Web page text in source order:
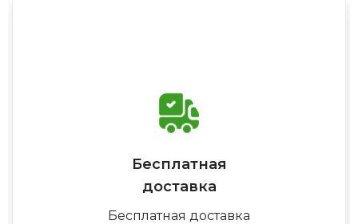
Бесплатная
доставка
Бесплатная доставка